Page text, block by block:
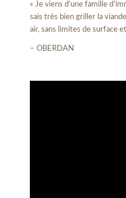
« Je viens d’une famille
sais très bien griller la
air, sans limites de surface
– OBERDAN